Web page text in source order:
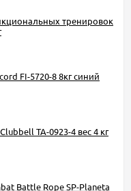
тренировок
FI-5720-8 8кг синий
TA-0923-4 вес 4 кг
Battle Rope SP-Planeta